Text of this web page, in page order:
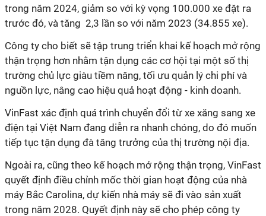
trong năm 2024, giảm so với kỳ vọng 100.000 xe đặt ra
trước đó, và tăng 2,3 lần so với năm 2023 (34.855 xe).
Công ty cho biết sẽ tập trung triển khai kế hoạch mở rộng
thận trọng hơn nhằm tận dụng các cơ hội tại một số thị
trường chủ lực giàu tiềm năng, tối ưu quản lý chi phí và
nguồn lực, nâng cao hiệu quả hoạt động - kinh doanh.
VinFast xác định quá trình chuyển đổi từ xe xăng sang xe
điện tại Việt Nam đang diễn ra nhanh chóng, do đó muốn
tiếp tục tận dụng đà tăng trưởng của thị trường nội địa.
Ngoài ra, cũng theo kế hoạch mở rộng thận trọng, VinFast
quyết định điều chỉnh mốc thời gian hoạt động của nhà
máy Bắc Carolina, dự kiến nhà máy sẽ đi vào sản xuất
trong năm 2028. Quyết định này sẽ cho phép công ty